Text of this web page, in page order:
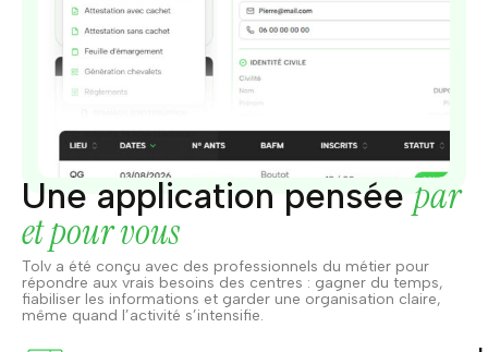
Une application pensée par
et pour vous
Tolv a été conçu avec des professionnels du métier pour
répondre aux vrais besoins des centres : gagner du temps,
fiabiliser les informations et garder une organisation claire,
même quand l’activité s’intensifie.